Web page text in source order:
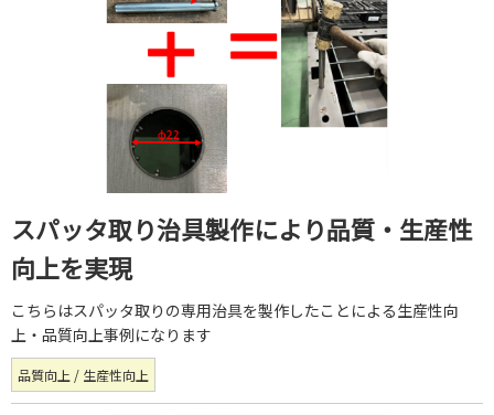
スパッタ取り治具製作により品質・生産性
向上を実現
こちらはスパッタ取りの専用治具を製作したことによる生産性向
上・品質向上事例になります
品質向上 / 生産性向上